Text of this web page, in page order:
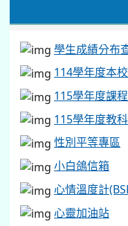
學生成績分布
114學年度本
115學年度課
115學年度教
性別平等專區
小白鴿信箱
心情溫度計
心靈加油站